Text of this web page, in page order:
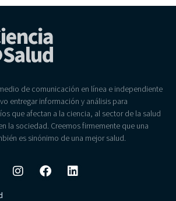
de comunicación en línea e independiente
entregar información y análisis para
que afectan a la ciencia, al sector de la salud
la sociedad. Creemos firmemente que una
es sinónimo de una mejor salud.